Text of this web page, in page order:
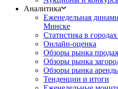
Аналитика
Еженедельная
Минске
Статистика в
Онлайн-оценка
Обзоры рынка
Обзоры рынка
Обзоры рынка
Тенденции и итоги